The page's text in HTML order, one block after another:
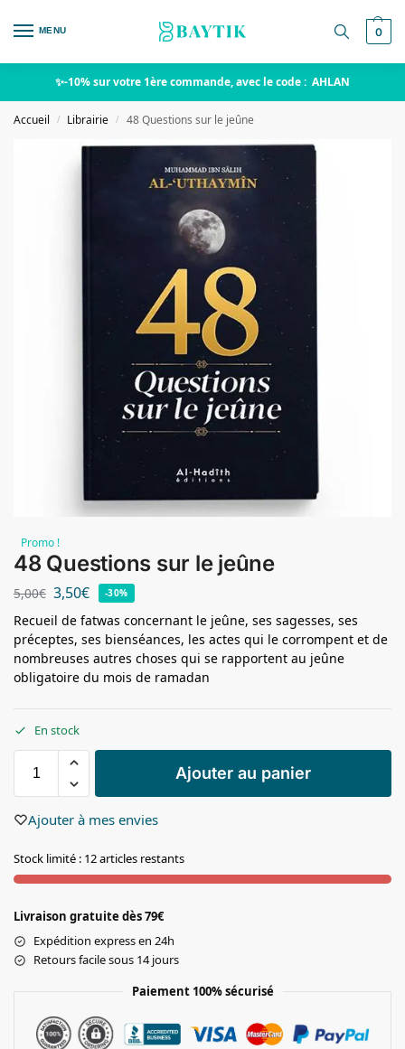
MENU 0
✨-10% sur votre 1ère commande, avec le code : AHLAN
Accueil / Librairie / 48 Questions sur le jeûne
Promo !
48 Questions sur le jeûne
5,00€ 3,50€ -30%
Recueil de fatwas concernant le jeûne, ses sagesses, ses
préceptes, ses bienséances, les actes qui le corrompent et de
nombreuses autres choses qui se rapportent au jeûne
obligatoire du mois de ramadan
En stock
Ajouter au panier
Ajouter à mes envies
Stock limité : 12 articles restants
Livraison gratuite dès 79€
Expédition express en 24h
Retours facile sous 14 jours
Paiement 100% sécurisé